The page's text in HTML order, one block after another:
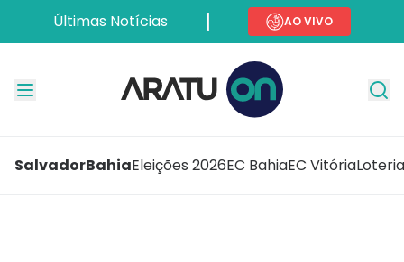
Últimas Notícias AO VIVO
SalvadorBahiaEleições 2026EC BahiaEC Vitória